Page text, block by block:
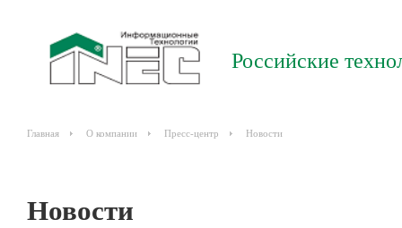
Российские
Главная О компании Пресс-центр Новости
Новости